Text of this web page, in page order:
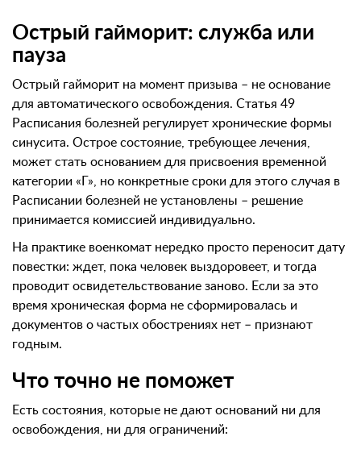
Острый гайморит: служба или
пауза
Острый гайморит на момент призыва – не основание
для автоматического освобождения. Статья 49
Расписания болезней регулирует хронические формы
синусита. Острое состояние, требующее лечения,
может стать основанием для присвоения временной
категории «Г», но конкретные сроки для этого случая в
Расписании болезней не установлены – решение
принимается комиссией индивидуально.
На практике военкомат нередко просто переносит дату
повестки: ждет, пока человек выздоровеет, и тогда
проводит освидетельствование заново. Если за это
время хроническая форма не сформировалась и
документов о частых обострениях нет – признают
годным.
Что точно не поможет
Есть состояния, которые не дают оснований ни для
освобождения, ни для ограничений: